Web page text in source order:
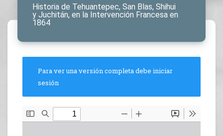
Historia de Tehuantepec, San Blas, Shihui
y Juchitán, en la Intervención Francesa en
1864
Para ver una versión completa debe iniciar
sesión